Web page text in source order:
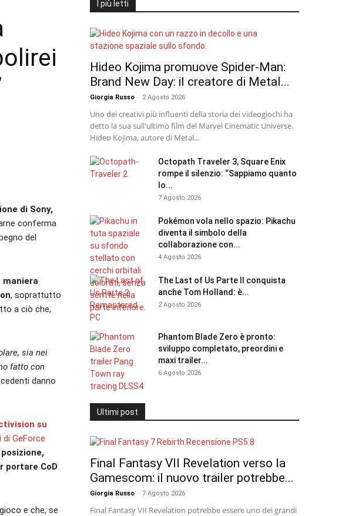
di Sony,
conferma
del
maniera
, soprattutto
a ciò che,
sia nei
fatto con
danno
su
di GeForce
portare CoD
e che, se
I più letti
Hideo Kojima promuove Spider-Man:
Brand New Day: il creatore di Metal...
Giorgia Russo - 2 Agosto 2026
Uno dei creativi più influenti della storia dei videogiochi ha
detto la sua sull'ultimo film del Marvel Cinematic Universe.
Hideo Kojima, autore di Metal...
Octopath Traveler 3, Square Enix
rompe il silenzio: “Sappiamo quanto
lo...
7 Agosto 2026
Pokémon vola nello spazio: Pikachu
diventa il simbolo della
collaborazione con...
4 Agosto 2026
The Last of Us Parte II conquista
anche Tom Holland: è...
2 Agosto 2026
Phantom Blade Zero è pronto:
sviluppo completato, preordini e
maxi trailer...
6 Agosto 2026
Ultimi post
Final Fantasy VII Revelation verso la
Gamescom: il nuovo trailer potrebbe...
Giorgia Russo - 7 Agosto 2026
Final Fantasy VII Revelation potrebbe essere uno dei grandi